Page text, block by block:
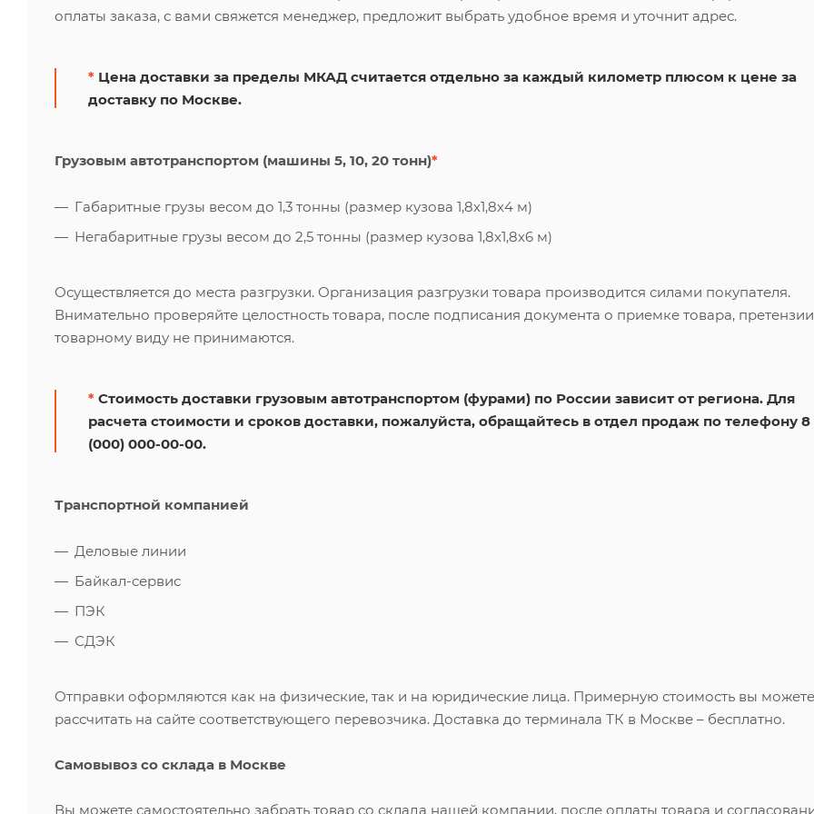
оплаты заказа, с вами свяжется менеджер, предложит выбрать удобное время и уточнит адрес.
* Цена доставки за пределы МКАД считается отдельно за каждый километр плюсом к цене за
доставку по Москве.
Грузовым автотранспортом (машины 5, 10, 20 тонн)*
Габаритные грузы весом до 1,3 тонны (размер кузова 1,8х1,8х4 м)
Негабаритные грузы весом до 2,5 тонны (размер кузова 1,8х1,8х6 м)
Осуществляется до места разгрузки. Организация разгрузки товара производится силами покупателя.
Внимательно проверяйте целостность товара, после подписания документа о приемке товара,
товарному виду не принимаются.
* Стоимость доставки грузовым автотранспортом (фурами) по России зависит от региона. Для
расчета стоимости и сроков доставки, пожалуйста, обращайтесь в отдел продаж по телефону 8
(000) 000-00-00.
Транспортной компанией
Деловые линии
Байкал-сервис
ПЭК
СДЭК
Отправки оформляются как на физические, так и на юридические лица. Примерную стоимость вы можете
рассчитать на сайте соответствующего перевозчика. Доставка до терминала ТК в Москве – бесплатно.
Самовывоз со склада в Москве
Вы можете самостоятельно забрать товар со склада нашей компании, после оплаты товара и